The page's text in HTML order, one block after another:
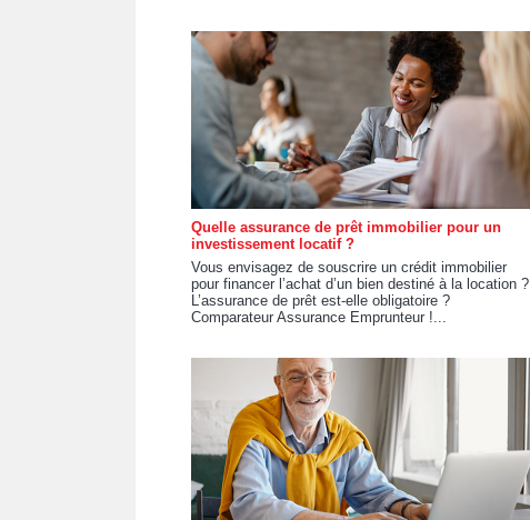
Quelle assurance de prêt immobilier pour un
investissement locatif ?
Vous envisagez de souscrire un crédit immobilier
pour financer l’achat d’un bien destiné à la location ?
L’assurance de prêt est-elle obligatoire ?
Comparateur Assurance Emprunteur !...